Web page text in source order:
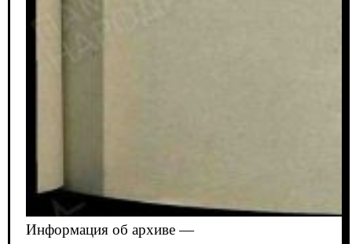
Информация об архиве —